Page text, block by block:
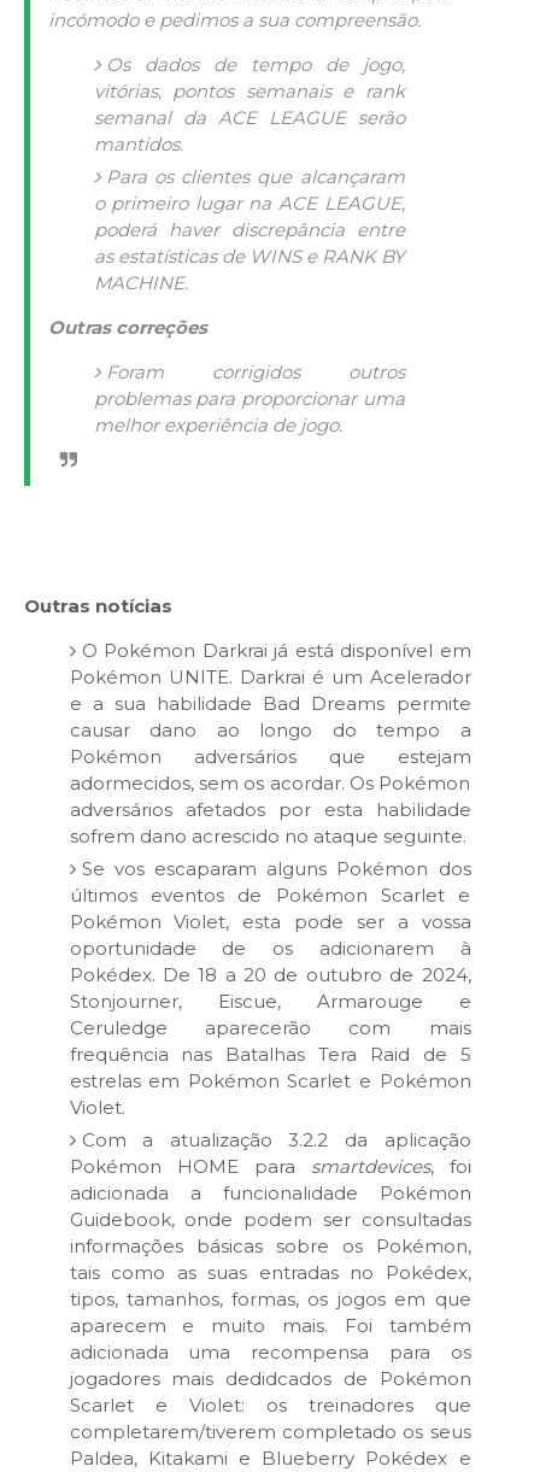
incómodo e pedimos a sua compreensão.
Os dados de tempo de jogo,
vitórias, pontos semanais e rank
semanal da ACE LEAGUE serão
mantidos.
Para os clientes que alcançaram
o primeiro lugar na ACE LEAGUE,
poderá haver discrepância entre
as estatísticas de WINS e RANK BY
MACHINE.
Outras correções
Foram corrigidos outros
problemas para proporcionar uma
melhor experiência de jogo.
Outras notícias
O Pokémon Darkrai já está disponível em
Pokémon UNITE. Darkrai é um Acelerador
e a sua habilidade Bad Dreams permite
causar dano ao longo do tempo a
Pokémon adversários que estejam
adormecidos, sem os acordar. Os Pokémon
adversários afetados por esta habilidade
sofrem dano acrescido no ataque seguinte.
Se vos escaparam alguns Pokémon dos
últimos eventos de Pokémon Scarlet e
Pokémon Violet, esta pode ser a vossa
oportunidade de os adicionarem à
Pokédex. De 18 a 20 de outubro de 2024,
Stonjourner, Eiscue, Armarouge e
Ceruledge aparecerão com mais
frequência nas Batalhas Tera Raid de 5
estrelas em Pokémon Scarlet e Pokémon
Violet.
Com a atualização 3.2.2 da aplicação
Pokémon HOME para smartdevices, foi
adicionada a funcionalidade Pokémon
Guidebook, onde podem ser consultadas
informações básicas sobre os Pokémon,
tais como as suas entradas no Pokédex,
tipos, tamanhos, formas, os jogos em que
aparecem e muito mais. Foi também
adicionada uma recompensa para os
jogadores mais dedidcados de Pokémon
Scarlet e Violet: os treinadores que
completarem/tiverem completado os seus
Paldea, Kitakami e Blueberry Pokédex e